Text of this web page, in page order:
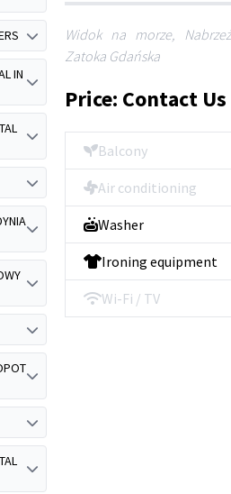
IN
Widok na morze,
Zatoka Gdańska
Price: Contact Us
Balcony
Air conditioning
Washer
Ironing equipment
Wi-Fi / TV